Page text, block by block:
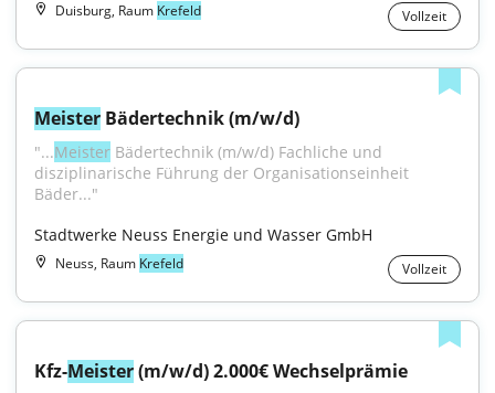
Duisburg, Raum Krefeld Vollzeit
Meister Bädertechnik (m/w/d)
"...Meister Bädertechnik (m/w/d) Fachliche und
disziplinarische Führung der Organisationseinheit
Bäder..."
Stadtwerke Neuss Energie und Wasser GmbH
Neuss, Raum Krefeld Vollzeit
Kfz-Meister (m/w/d) 2.000€ Wechselprämie